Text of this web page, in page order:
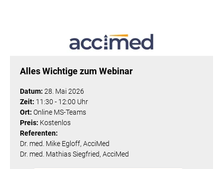
Alles Wichtige zum Webinar
Datum: 28. Mai 2026
Zeit: 11:30 - 12:00 Uhr
Ort: Online MS-Teams
Preis: Kostenlos
Referenten:
Dr. med. Mike Egloff, AcciMed
Dr. med. Mathias Siegfried, AcciMed